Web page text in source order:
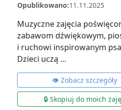
Opublikowano:11.11.2025
Muzyczne zajęcia
zabawom dźwiękowym,
i ruchowi inspirowanym
Dzieci uczą ...
👁️ Zobacz szczegóły
🔒 Skopiuj do moich